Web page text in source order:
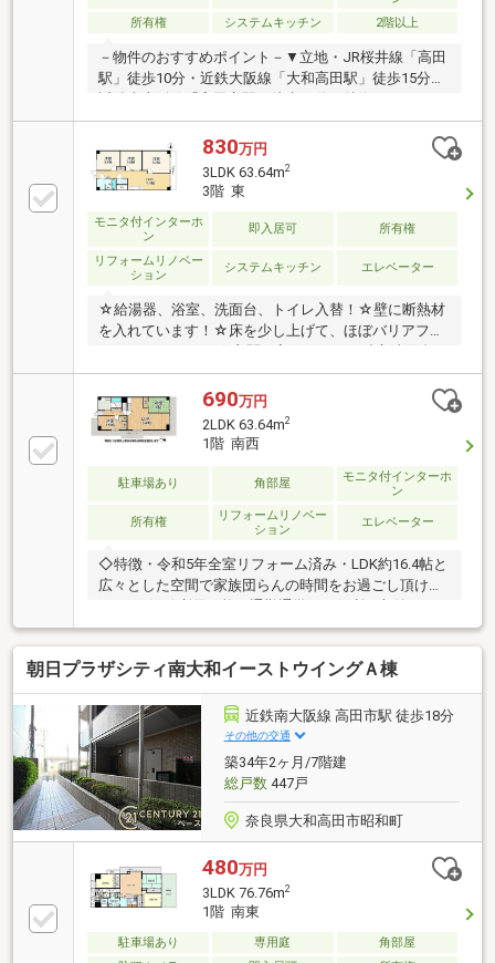
所有権
システムキッチン 2階以上
－物件のおすすめポイント－▼立地・JR桜井線「高田
駅」徒歩10分・近鉄大阪線「大和高田駅」徒歩15分・
近鉄南大阪線「高田市駅」徒歩21分▼特徴・3WAYア
クセス可能▼周辺環境・トナリエ大和高田まで約950
ｍ・キリン堂三和町店まで約210ｍ◆当社では、ネッ
トで他社様が広告している物件も同時に紹介・案内可
能です。併せて内覧を希望される際は、物件名を担当
者までお申し付け下さい。
830万円
3LDK 63.64m2
3階 東
モニタ付インターホ
ン
即入居可 所有権
リフォームリノベー
ション
システムキッチン エレベーター
☆給湯器、浴室、洗面台、トイレ入替！☆壁に断熱材
を入れています！☆床を少し上げて、ほぼバリアフリ
あり、外出先から帰って即、手洗いが出来ます！即引
渡可、２沿線以上利用可、内装リフォーム、システム
キッチン、温水洗浄便座、ＴＶモニタ付インターホ
ン、エレベーター
690万円
2LDK 63.64m2
1階 南西
駐車場あり 角部屋
モニタ付インターホ
ン
所有権
リフォームリノベー
ション
エレベーター
◇特徴・令和5年全室リフォーム済み・LDK約16.4帖と
広々とした空間で家族団らんの時間をお過ごし頂けま
ース多数あり、お部屋をスッキリとご利用いただけま
す◇立地・片塩小学校まで徒歩約9分（約690ｍ）・片
塩中学校まで徒歩約14分（約1060ｍ）◆◇弊社が選ば
れる理由◆◇１．お金の扱い方のプロ、ファイナンシ
ャルプランナーが資金計画をサポート２．買い替えな
どにも対応できる売却専門チームあり３．たくさんの
銀行と繋がりがあるため、最も低金利になるように審
査が可能お気軽にお問合せください
朝日プラザシティ南大和イーストウイングＡ棟
近鉄南大阪線 高田市駅 徒歩18分
その他の交通
築34年2ヶ月/7階建
総戸数447戸
奈良県大和高田市昭和町
480万円
3LDK 76.76m2
1階 南東
駐車場あり 専用庭
角部屋